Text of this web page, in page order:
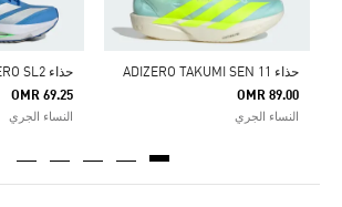
حذاء ADIZERO TAKUMI SEN 11
OMR 89.00
النساء الجري
حذاء ADIZERO SL2
OMR 69.25
النساء الجري